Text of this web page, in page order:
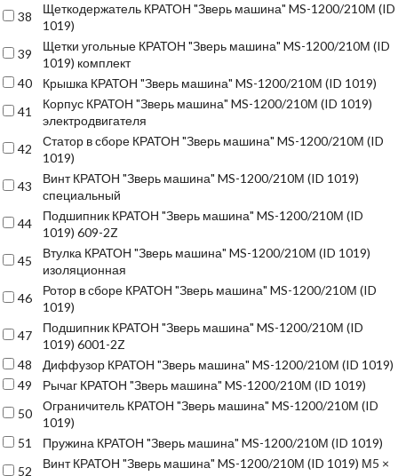
38
Щеткодержатель КРАТОН "Зверь машина" MS-1200/210М (ID
1019)
39
Щетки угольные КРАТОН "Зверь машина" MS-1200/210М (ID
1019) комплект
40
Крышка КРАТОН "Зверь машина" MS-1200/210М (ID 1019)
41
Корпус КРАТОН "Зверь машина" MS-1200/210М (ID 1019)
электродвигателя
42
Статор в сборе КРАТОН "Зверь машина" MS-1200/210М (ID
1019)
43
Винт КРАТОН "Зверь машина" MS-1200/210М (ID 1019)
специальный
44
Подшипник КРАТОН "Зверь машина" MS-1200/210М (ID
1019) 609-2Z
45
Втулка КРАТОН "Зверь машина" MS-1200/210М (ID 1019)
изоляционная
46
Ротор в сборе КРАТОН "Зверь машина" MS-1200/210М (ID
1019)
47
Подшипник КРАТОН "Зверь машина" MS-1200/210М (ID
1019) 6001-2Z
48
Диффузор КРАТОН "Зверь машина" MS-1200/210М (ID 1019)
49
Рычаг КРАТОН "Зверь машина" MS-1200/210М (ID 1019)
50
Ограничитель КРАТОН "Зверь машина" MS-1200/210М (ID
1019)
51
Пружина КРАТОН "Зверь машина" MS-1200/210М (ID 1019)
52
Винт КРАТОН "Зверь машина" MS-1200/210М (ID 1019) М5 ×